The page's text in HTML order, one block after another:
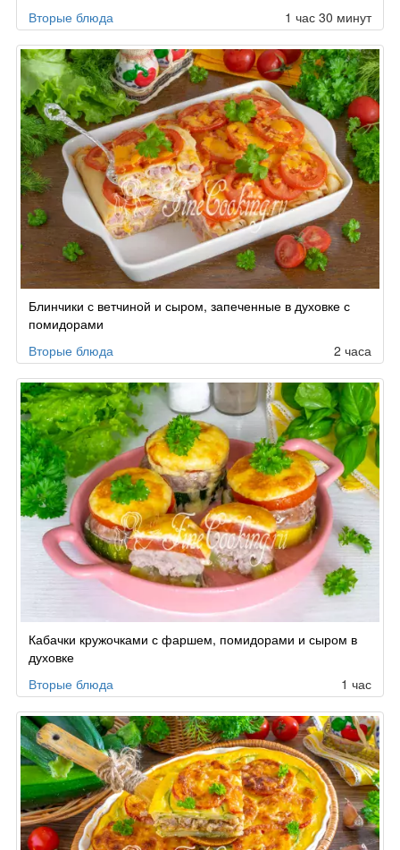
Вторые блюда 1 час 30 минут
Блинчики с ветчиной и сыром, запеченные в духовке с
помидорами
Вторые блюда
2 часа
Кабачки кружочками с фаршем, помидорами и сыром в
духовке
Вторые блюда
1 час